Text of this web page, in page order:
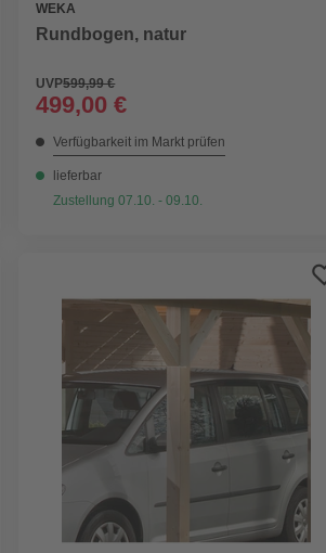
WEKA
Rundbogen, natur
UVP599,99 €
499,00 €
Verfügbarkeit im Markt prüfen
lieferbar
Zustellung 07.10. - 09.10.